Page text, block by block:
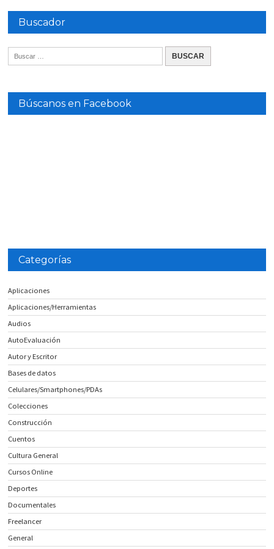
Buscador
Búscanos en Facebook
Categorías
Aplicaciones
Aplicaciones/Herramientas
Audios
AutoEvaluación
Autor y Escritor
Bases de datos
Celulares/Smartphones/PDAs
Colecciones
Construcción
Cuentos
Cultura General
Cursos Online
Deportes
Documentales
Freelancer
General